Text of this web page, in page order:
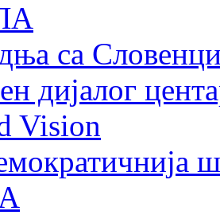
са
дијалог
Vision